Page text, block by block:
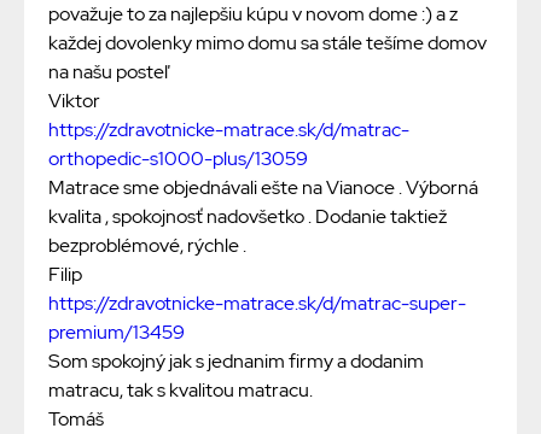
považuje to za najlepšiu kúpu v novom dome :) a z
každej dovolenky mimo domu sa stále tešíme domov
na našu posteľ
Viktor
https://zdravotnicke-matrace.sk/d/matrac-
orthopedic-s1000-plus/13059
Matrace sme objednávali ešte na Vianoce . Výborná
kvalita , spokojnosť nadovšetko . Dodanie taktiež
bezproblémové, rýchle .
Filip
https://zdravotnicke-matrace.sk/d/matrac-super-
premium/13459
Som spokojný jak s jednanim firmy a dodanim
matracu, tak s kvalitou matracu.
Tomáš